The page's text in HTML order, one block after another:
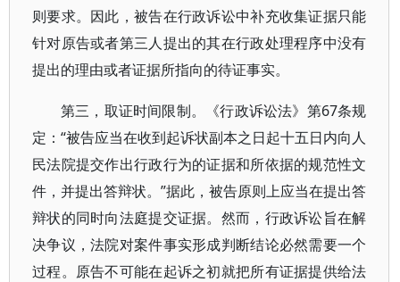
则要求。因此，被告在行政诉讼中补充收集证据只能
针对原告或者第三人提出的其在行政处理程序中没有
提出的理由或者证据所指向的待证事实。
第三，取证时间限制。《行政诉讼法》第67条规
定：“被告应当在收到起诉状副本之日起十五日内向人
民法院提交作出行政行为的证据和所依据的规范性文
件，并提出答辩状。”据此，被告原则上应当在提出答
辩状的同时向法庭提交证据。然而，行政诉讼旨在解
决争议，法院对案件事实形成判断结论必然需要一个
过程。原告不可能在起诉之初就把所有证据提供给法